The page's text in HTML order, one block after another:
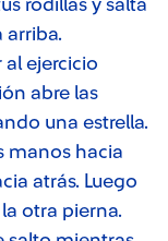
arriba.
al ejercicio
abre las
una estrella.
manos hacia
atrás. Luego
otra pierna.